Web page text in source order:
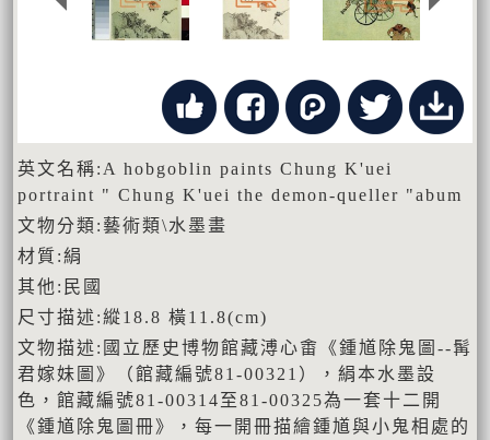
英文名稱:A hobgoblin paints Chung K'uei
portraint " Chung K'uei the demon-queller "abum
文物分類:藝術類\水墨畫
材質:絹
其他:民國
尺寸描述:縱18.8 橫11.8(cm)
文物描述:國立歷史博物館藏溥心畬《鍾馗除鬼圖--髯
君嫁妹圖》（館藏編號81-00321），絹本水墨設
色，館藏編號81-00314至81-00325為一套十二開
《鍾馗除鬼圖冊》，每一開冊描繪鍾馗與小鬼相處的